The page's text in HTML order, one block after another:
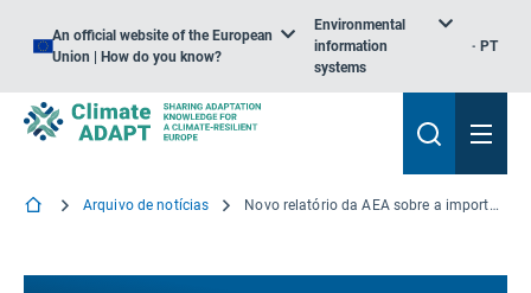
An official website of the European
Union | How do you know?
Environmental
information
systems
PT
Arquivo de notícias Novo relatório da AEA sobre a importância das planícies aluviais